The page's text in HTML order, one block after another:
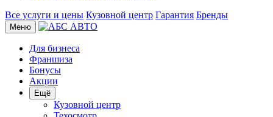
Все услуги и цены Кузовной центр Гарантия Бренды
Меню
Для бизнеса
Франшиза
Бонусы
Акции
Ещё
Кузовной центр